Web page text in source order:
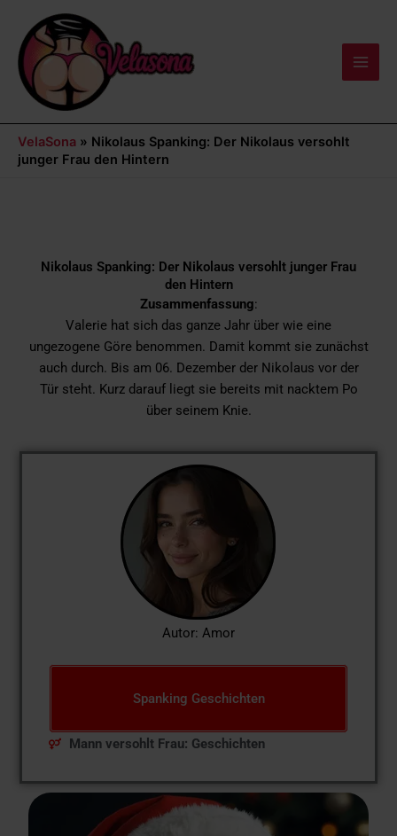
Inhalt
springen
VelaSona » Nikolaus Spanking: Der Nikolaus versohlt
junger Frau den Hintern
Nikolaus Spanking: Der Nikolaus versohlt junger Frau
den Hintern
Zusammenfassung:
Valerie hat sich das ganze Jahr über wie eine
ungezogene Göre benommen. Damit kommt sie zunächst
auch durch. Bis am 06. Dezember der Nikolaus vor der
Tür steht. Kurz darauf liegt sie bereits mit nacktem Po
über seinem Knie.
Autor: Amor
Spanking Geschichten
Mann versohlt Frau: Geschichten